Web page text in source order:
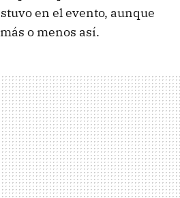
en el evento, aunque
o menos así.